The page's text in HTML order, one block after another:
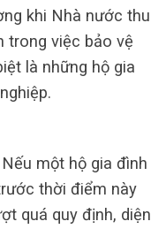
khi Nhà nước thu
trong việc bảo vệ
là những hộ gia
một hộ gia đình
thời điểm này
quá quy định, diện